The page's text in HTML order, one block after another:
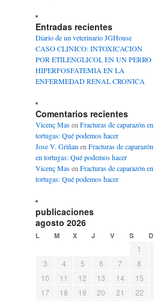
Entradas recientes
Diario de un veterinario JGHouse
CASO CLINICO: INTOXICACION
POR ETILENGLICOL EN UN PERRO
HIPERFOSFATEMIA EN LA
ENFERMEDAD RENAL CRONICA
Comentarios recientes
Vicenç Masen Fracturas de caparazón en
tortugas: Qué podemos hacer
Jose V. Griñan en Fracturas de caparazón
en tortugas: Qué podemos hacer
Vicenç Masen Fracturas de caparazón en
tortugas: Qué podemos hacer
publicaciones
agosto 2026
L M X J V S D
1
3
4 5 6 7 8
10
11 12 13 14 15
17
18 19 20 21 22